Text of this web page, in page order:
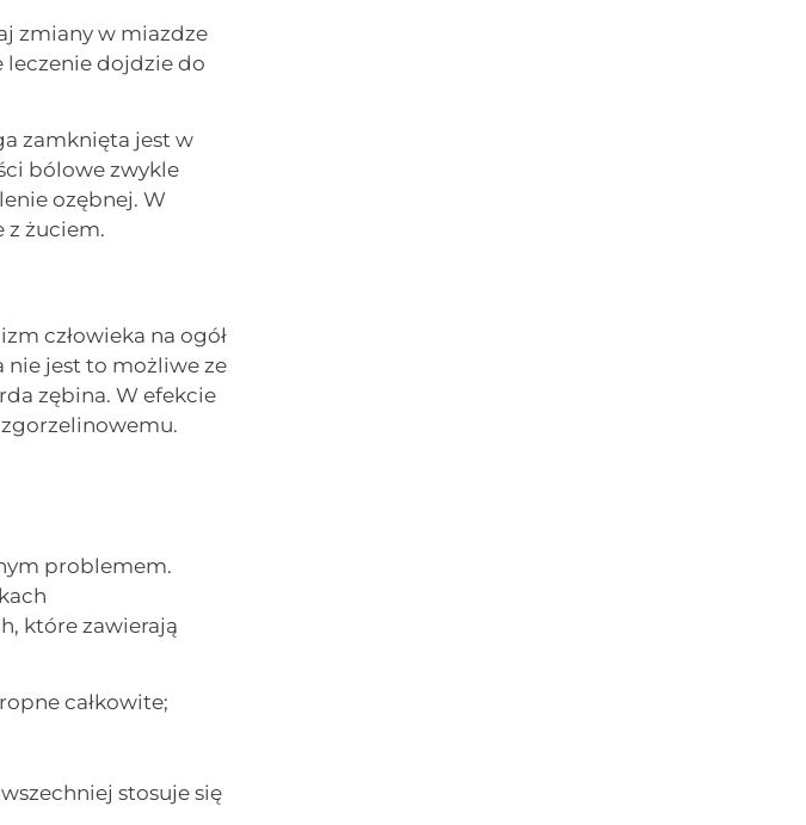
zmiany w miazdze
leczenie dojdzie do
zamknięta jest w
bólowe zwykle
ozębnej. W
z żuciem.
człowieka na ogół
jest to możliwe ze
zębina. W efekcie
problemem.
które zawierają
całkowite;
stosuje się